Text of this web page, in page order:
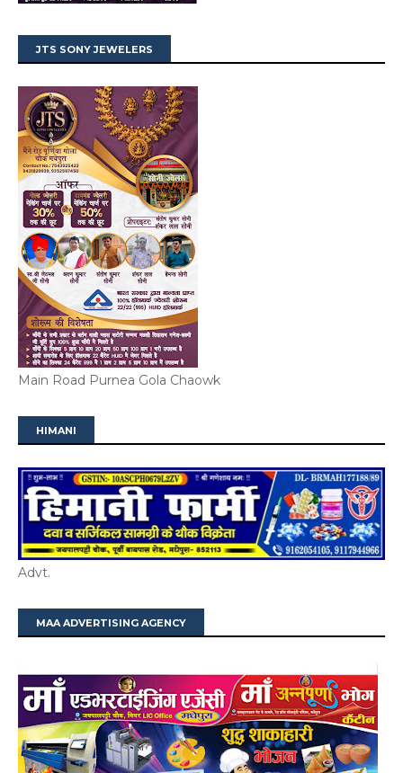
JTS SONY JEWELERS
Main Road Purnea Gola Chaowk
HIMANI
Advt.
MAA ADVERTISING AGENCY